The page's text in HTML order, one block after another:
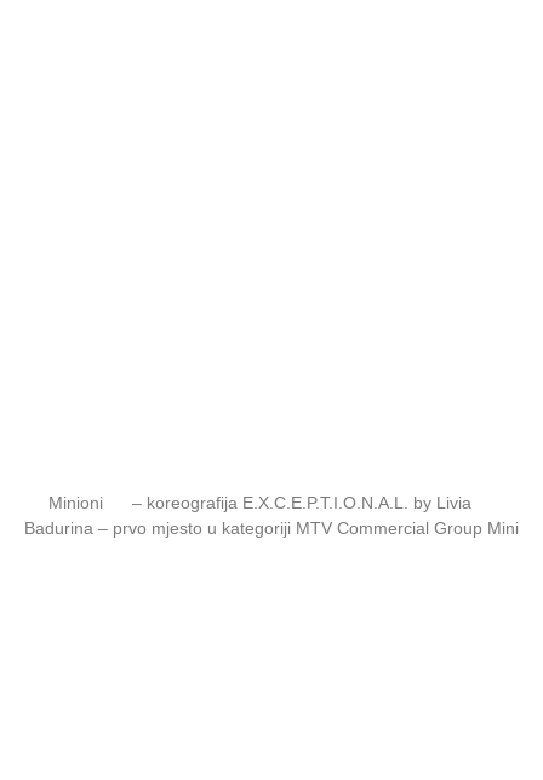
Minioni
– koreografija E.X.C.E.P.T.I.O.N.A.L. by Livia
Badurina – prvo mjesto u kategoriji MTV Commercial Group Mini